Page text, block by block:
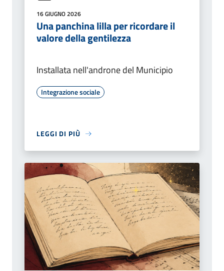
16 GIUGNO 2026
Una panchina lilla per ricordare il
valore della gentilezza
Installata nell'androne del Municipio
Integrazione sociale
LEGGI DI PIÙ